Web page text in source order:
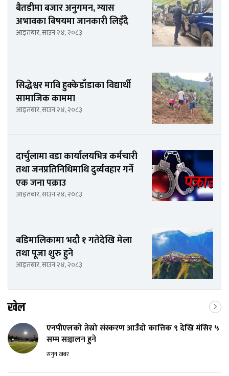
बैतडीमा बजार अनुगमन, ग्यास
अभावका बिषयमा जानकारी लिइँदै
आइतबार, साउन २४, २०८३
सिद्धेश्वर मावि हुक्केडाँडाका विद्यार्थी
सामाजिक काममा
आइतबार, साउन २४, २०८३
दार्चुलामा वडा कार्यालयभित्र कर्मचारी
तथा जनप्रतिनिधिमाथि दुर्व्यवहार गर्ने
एक जना पक्राउ
आइतबार, साउन २४, २०८३
बडिमालिकामा भदौ १ गतेदेखि मेला
तथा पूजा शुरु हुने
आइतबार, साउन २४, २०८३
खेल
एनपीएलको तेस्रो संस्करण आउँदो कात्तिक ९ देखि मंसिर ५
सम्म सञ्चालन हुने
सगुन खबर